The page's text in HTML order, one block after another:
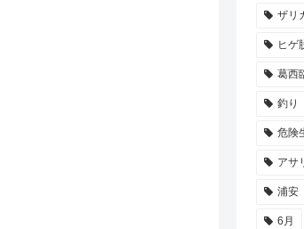
ザリ
ヒゲ
葛西
釣り
危険
アサ
浦安
6月